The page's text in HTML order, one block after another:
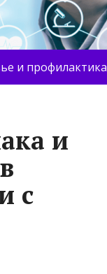
и профилактика
и
с